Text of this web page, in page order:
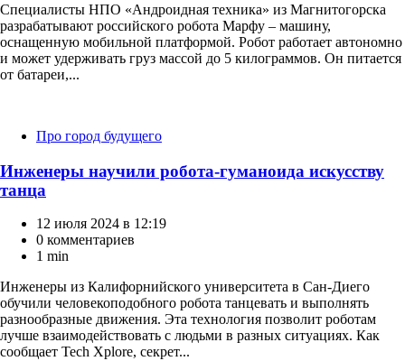
Специалисты НПО «Андроидная техника» из Магнитогорска
разрабатывают российского робота Марфу – машину,
оснащенную мобильной платформой. Робот работает автономно
и может удерживать груз массой до 5 килограммов. Он питается
от батареи,...
КатегорииПро город будущего
Инженеры научили робота-гуманоида искусству
танца
12 июля 2024 в 12:19
0 комментариев
1 min
Инженеры из Калифорнийского университета в Сан-Диего
обучили человекоподобного робота танцевать и выполнять
разнообразные движения. Эта технология позволит роботам
лучше взаимодействовать с людьми в разных ситуациях. Как
сообщает Tech Xplore, секрет...